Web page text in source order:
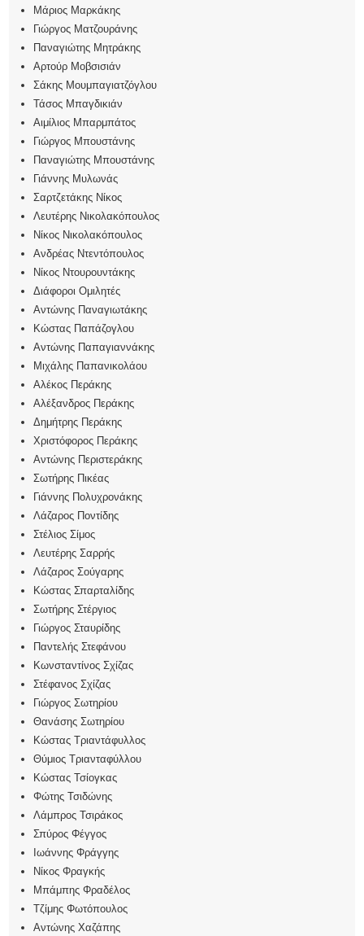
Μάριος Μαρκάκης
Γιώργος Ματζουράνης
Παναγιώτης Μητράκης
Αρτούρ Μοβσισιάν
Σάκης Μουμπαγιατζόγλου
Τάσος Μπαγδικιάν
Αιμίλιος Μπαρμπάτος
Γιώργος Μπουστάνης
Παναγιώτης Μπουστάνης
Γιάννης Μυλωνάς
Σαρτζετάκης Νίκος
Λευτέρης Νικολακόπουλος
Νίκος Νικολακόπουλος
Ανδρέας Ντεντόπουλος
Νίκος Ντουρουντάκης
Διάφοροι Ομιλητές
Αντώνης Παναγιωτάκης
Κώστας Παπάζογλου
Αντώνης Παπαγιαννάκης
Μιχάλης Παπανικολάου
Αλέκος Περάκης
Αλέξανδρος Περάκης
Δημήτρης Περάκης
Χριστόφορος Περάκης
Αντώνης Περιστεράκης
Σωτήρης Πικέας
Γιάννης Πολυχρονάκης
Λάζαρος Ποντίδης
Στέλιος Σίμος
Λευτέρης Σαρρής
Λάζαρος Σούγαρης
Κώστας Σπαρταλίδης
Σωτήρης Στέργιος
Γιώργος Σταυρίδης
Παντελής Στεφάνου
Κωνσταντίνος Σχίζας
Στέφανος Σχίζας
Γιώργος Σωτηρίου
Θανάσης Σωτηρίου
Κώστας Τριαντάφυλλος
Θύμιος Τριανταφύλλου
Κώστας Τσίογκας
Φώτης Τσιδώνης
Λάμπρος Τσιράκος
Σπύρος Φέγγος
Ιωάννης Φράγγης
Νίκος Φραγκής
Μπάμπης Φραδέλος
Τζίμης Φωτόπουλος
Αντώνης Χαζάπης